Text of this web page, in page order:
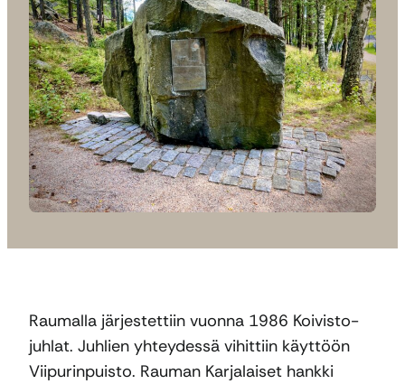
Raumalla järjestettiin vuonna 1986 Koivisto-
juhlat. Juhlien yhteydessä vihittiin käyttöön
Viipurinpuisto. Rauman Karjalaiset hankki